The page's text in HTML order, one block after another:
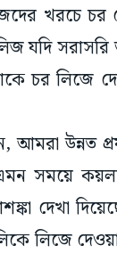
খরচে
যদি
চর
উন্নত
সময়ে
লিজে